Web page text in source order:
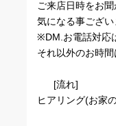
ご来店日時をお
気になる事ござ
※DM.お電話対応
それ以外のお時
[流れ]
ヒアリング(お家